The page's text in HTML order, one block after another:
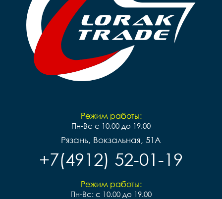
Режим работы:
Пн-Вс с 10.00 до 19.00
Рязань, Вокзальная, 51А
+7(4912) 52-01-19
Режим работы:
Пн-Вс: с 10.00 до 19.00